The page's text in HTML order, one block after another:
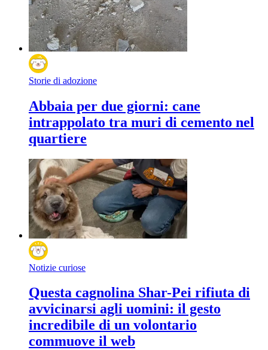
Storie di adozione
Abbaia per due giorni: cane
intrappolato tra muri di cemento nel
quartiere
Notizie curiose
Questa cagnolina Shar-Pei rifiuta di
avvicinarsi agli uomini: il gesto
incredibile di un volontario
commuove il web